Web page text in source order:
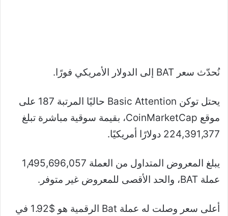
نُحدّث سعر BAT إلى الدولار الأمريكي فورًا.
يحتل توكن Basic Attention حاليًا المرتبة 187 على
موقع CoinMarketCap، بقيمة سوقية مباشرة تبلغ
224,391,377 دولارًا أمريكيًا.
يبلغ المعروض المتداول من العملة 1,495,696,057
عملة BAT، والحد الأقصى للمعروض غير متوفر.
أعلى سعر وصلت له عملة Bat الرقمية هو $1.92 في